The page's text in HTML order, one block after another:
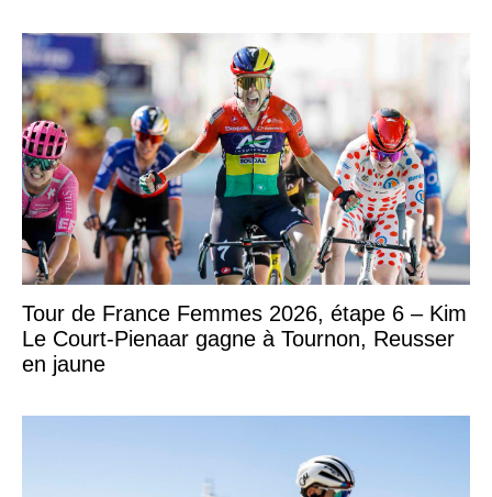
Tour de France Femmes 2026, étape 6 – Kim
Le Court-Pienaar gagne à Tournon, Reusser
en jaune